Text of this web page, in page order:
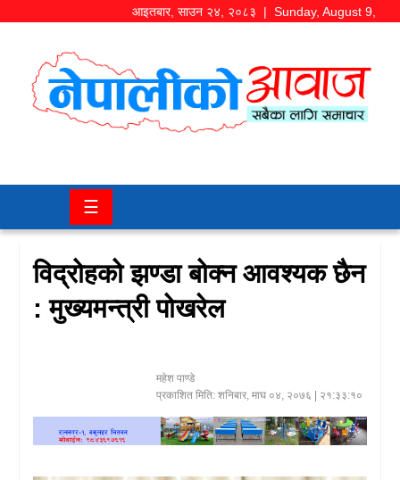
आइतबार, साउन २४, २०८३ | Sunday, August 9,
समाज/
चितवन
कला/
मनोरञ्जन
खेलकुद
☰
विद्रोहको झण्डा बोक्न आवश्यक छैन
: मुख्यमन्त्री पोखरेल
महेश पाण्डे
प्रकाशित मिति: शनिबार, माघ ०४, २०७६ | २१:३३:१०